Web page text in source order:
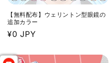
【無料配布】ウェリントン型眼鏡の
追加カラー
通
価
¥0 JPY